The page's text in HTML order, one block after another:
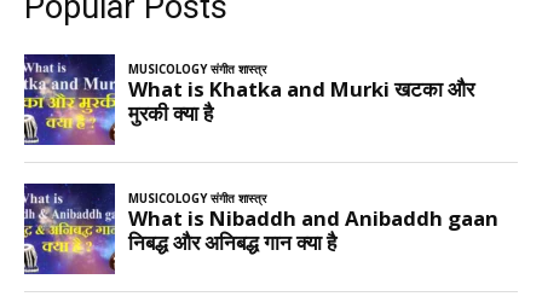
Popular Posts